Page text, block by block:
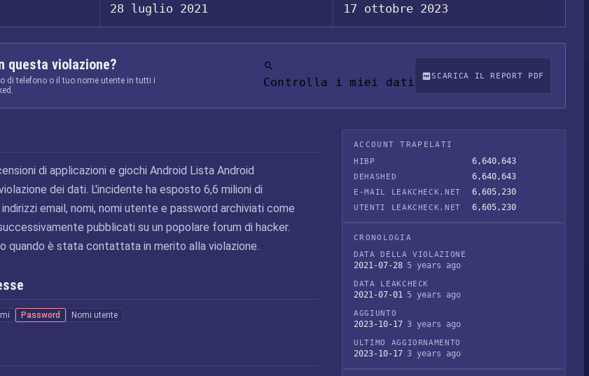
28 luglio 2021 17 ottobre 2023
questa violazione?
di telefono o il tuo nome utente in tutti i
Controlla i miei dati SCARICA IL REPORT PDF
di applicazioni e giochi Android Lista Android
dei dati. L'incidente ha esposto 6,6 milioni di
email, nomi, nomi utente e password archiviati come
pubblicati su un popolare forum di hacker.
quando è stata contattata in merito alla violazione.
Password Nomi utente
ACCOUNT TRAPELATI
HIBP
6,640,643
DEHASHED 6,640,643
E-MAIL LEAKCHECK.NET 6,605,230
UTENTI LEAKCHECK.NET 6,605,230
CRONOLOGIA
DATA DELLA VIOLAZIONE
2021-07-28 5 years ago
DATA LEAKCHECK
2021-07-01 5 years ago
AGGIUNTO
2023-10-17 3 years ago
ULTIMO AGGIORNAMENTO
2023-10-17 3 years ago